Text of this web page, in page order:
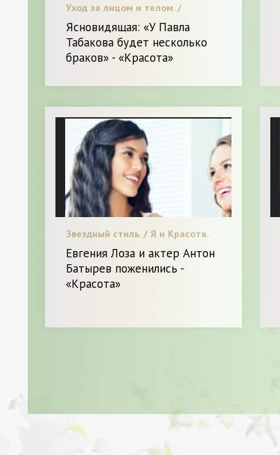
Уход за лицом и телом. /
Звездный стиль. / Я и Красота.
Ясновидящая: «У Павла
Табакова будет несколько
браков» - «Красота»
Звездный стиль. / Я и Красота.
Евгения Лоза и актер Антон
Батырев поженились -
«Красота»